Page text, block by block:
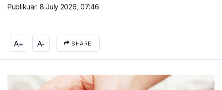
Publikuar: 8 July 2026, 07:46
A+ A- SHARE